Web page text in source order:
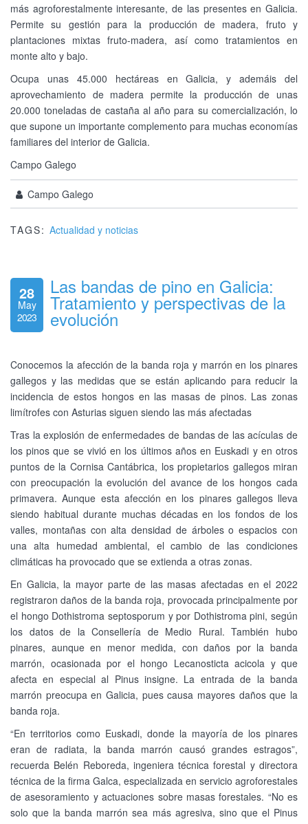
más agroforestalmente interesante, de las presentes en Galicia.
Permite su gestión para la producción de madera, fruto y
plantaciones mixtas fruto-madera, así como tratamientos en
monte alto y bajo.
Ocupa unas 45.000 hectáreas en Galicia, y ademáis del
aprovechamiento de madera permite la producción de unas
20.000 toneladas de castaña al año para su comercialización, lo
que supone un importante complemento para muchas economías
familiares del interior de Galicia.
Campo Galego
Campo Galego
TAGS: Actualidad y noticias
28
May
2023
Las bandas de pino en Galicia:
Tratamiento y perspectivas de la
evolución
Conocemos la afección de la banda roja y marrón en los pinares
gallegos y las medidas que se están aplicando para reducir la
incidencia de estos hongos en las masas de pinos. Las zonas
limítrofes con Asturias siguen siendo las más afectadas
Tras la explosión de enfermedades de bandas de las acículas de
los pinos que se vivió en los últimos años en Euskadi y en otros
puntos de la Cornisa Cantábrica, los propietarios gallegos miran
con preocupación la evolución del avance de los hongos cada
primavera. Aunque esta afección en los pinares gallegos lleva
siendo habitual durante muchas décadas en los fondos de los
valles, montañas con alta densidad de árboles o espacios con
una alta humedad ambiental, el cambio de las condiciones
climáticas ha provocado que se extienda a otras zonas.
En Galicia, la mayor parte de las masas afectadas en el 2022
registraron daños de la banda roja, provocada principalmente por
el hongo Dothistroma septosporum y por Dothistroma pini, según
los datos de la Consellería de Medio Rural. También hubo
pinares, aunque en menor medida, con daños por la banda
marrón, ocasionada por el hongo Lecanosticta acicola y que
afecta en especial al Pinus insigne. La entrada de la banda
marrón preocupa en Galicia, pues causa mayores daños que la
banda roja.
“En territorios como Euskadi, donde la mayoría de los pinares
eran de radiata, la banda marrón causó grandes estragos”,
recuerda Belén Reboreda, ingeniera técnica forestal y directora
técnica de la firma Galca, especializada en servicio agroforestales
de asesoramiento y actuaciones sobre masas forestales. “No es
solo que la banda marrón sea más agresiva, sino que el Pinus